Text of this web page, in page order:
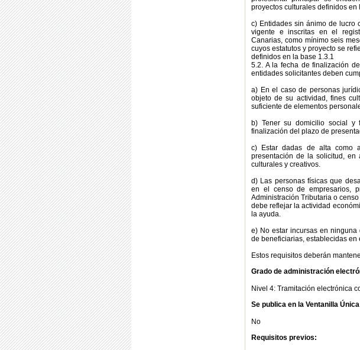
proyectos culturales definidos en
c) Entidades sin ánimo de lucro
vigente e inscritas en el
Canarias, como mínimo seis
cuyos estatutos y proyecto se
definidos en la base 1.3.1
5.2. A la fecha de finalización
entidades solicitantes deben
a) En el caso de personas
objeto de su actividad, fines
suficiente de elementos
b) Tener su domicilio social y
finalización del plazo de
c) Estar dadas de alta como
presentación de la solicitud, en
culturales y creativos.
d) Las personas físicas que
en el censo de empresarios,
Administración Tributaria o
debe reflejar la actividad
la ayuda.
e) No estar incursas en
de beneficiarias, establecidas
Estos requisitos deberán
Grado de administración
Nivel 4: Tramitación electrónica
Se publica en la Ventanilla
No
Requisitos previos: